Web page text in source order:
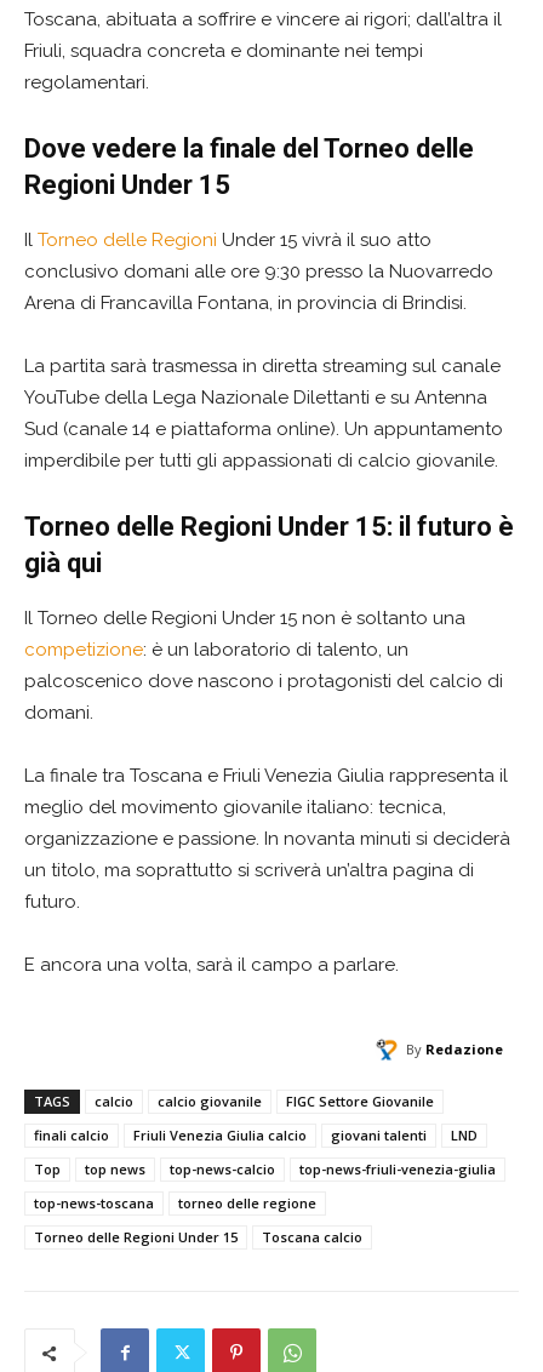
Toscana, abituata a soffrire e vincere ai rigori; dall’altra il
Friuli, squadra concreta e dominante nei tempi
regolamentari.
Dove vedere la finale del Torneo delle
Regioni Under 15
Il Torneo delle Regioni Under 15 vivrà il suo atto
conclusivo domani alle ore 9:30 presso la Nuovarredo
Arena di Francavilla Fontana, in provincia di Brindisi.
La partita sarà trasmessa in diretta streaming sul canale
YouTube della Lega Nazionale Dilettanti e su Antenna
Sud (canale 14 e piattaforma online). Un appuntamento
imperdibile per tutti gli appassionati di calcio giovanile.
Torneo delle Regioni Under 15: il futuro è
già qui
Il Torneo delle Regioni Under 15 non è soltanto una
competizione: è un laboratorio di talento, un
palcoscenico dove nascono i protagonisti del calcio di
domani.
La finale tra Toscana e Friuli Venezia Giulia rappresenta il
meglio del movimento giovanile italiano: tecnica,
organizzazione e passione. In novanta minuti si deciderà
un titolo, ma soprattutto si scriverà un’altra pagina di
futuro.
E ancora una volta, sarà il campo a parlare.
By Redazione
TAGS calcio calcio giovanile
FIGC Settore Giovanile
finali calcio
Friuli Venezia Giulia calcio giovani talenti
LND
Top
top news top-news-calcio
top-news-friuli-venezia-giulia
top-news-toscana
torneo delle regione
Torneo delle Regioni Under 15
Toscana calcio